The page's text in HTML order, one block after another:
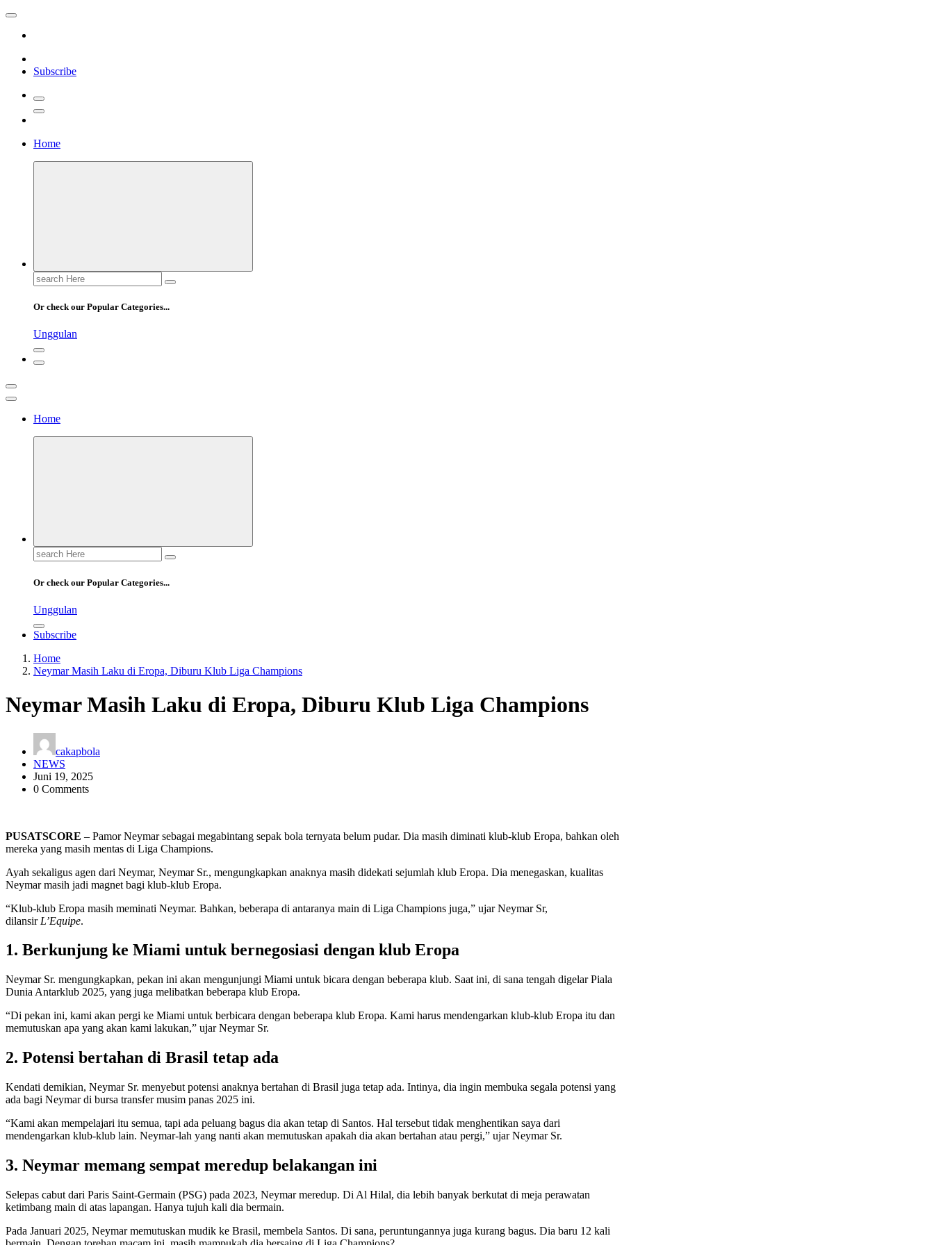
Skip
content
Cakapbola
Pusatscore adalah platform yang hadir untuk para penggemar sepak bola yang ingin selalu up-to-date dengan berita terkini, analisis mendalam, dan percakapan seru seputar dunia sepak bola.
Subscribe
Home
Search
for:
Or check our Popular Categories...
Unggulan
Home
Search
for:
Or check our Popular Categories...
Unggulan
Subscribe
Home
Neymar Masih Laku di Eropa, Diburu Klub Liga Champions
Neymar Masih Laku di Eropa, Diburu Klub Liga Champions
cakapbola
NEWS
Juni 19, 2025
0 Comments
PUSATSCORE – Pamor Neymar sebagai megabintang sepak bola ternyata belum pudar. Dia masih diminati klub-klub Eropa, bahkan oleh
mereka yang masih mentas di Liga Champions.
Ayah sekaligus agen dari Neymar, Neymar Sr., mengungkapkan anaknya masih didekati sejumlah klub Eropa. Dia menegaskan, kualitas
Neymar masih jadi magnet bagi klub-klub Eropa.
“Klub-klub Eropa masih meminati Neymar. Bahkan, beberapa di antaranya main di Liga Champions juga,” ujar Neymar Sr,
dilansir L’Equipe.
1. Berkunjung ke Miami untuk bernegosiasi dengan klub Eropa
Neymar Sr. mengungkapkan, pekan ini akan mengunjungi Miami untuk bicara dengan beberapa klub. Saat ini, di sana tengah digelar Piala
Dunia Antarklub 2025, yang juga melibatkan beberapa klub Eropa.
“Di pekan ini, kami akan pergi ke Miami untuk berbicara dengan beberapa klub Eropa. Kami harus mendengarkan klub-klub Eropa itu dan
memutuskan apa yang akan kami lakukan,” ujar Neymar Sr.
2. Potensi bertahan di Brasil tetap ada
Kendati demikian, Neymar Sr. menyebut potensi anaknya bertahan di Brasil juga tetap ada. Intinya, dia ingin membuka segala potensi yang
ada bagi Neymar di bursa transfer musim panas 2025 ini.
“Kami akan mempelajari itu semua, tapi ada peluang bagus dia akan tetap di Santos. Hal tersebut tidak menghentikan saya dari
mendengarkan klub-klub lain. Neymar-lah yang nanti akan memutuskan apakah dia akan bertahan atau pergi,” ujar Neymar Sr.
3. Neymar memang sempat meredup belakangan ini
Selepas cabut dari Paris Saint-Germain (PSG) pada 2023, Neymar meredup. Di Al Hilal, dia lebih banyak berkutat di meja perawatan
ketimbang main di atas lapangan. Hanya tujuh kali dia bermain.
Pada Januari 2025, Neymar memutuskan mudik ke Brasil, membela Santos. Di sana, peruntungannya juga kurang bagus. Dia baru 12 kali